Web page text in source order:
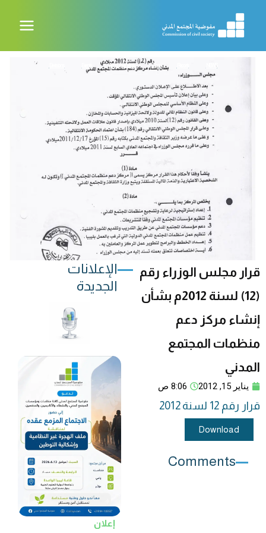
المحتوى
NEWS
Tips
Announcements
قرار مجلس الوزراء رقم
(12) لسنة 2012م بشأن
إنشاء مركز دعم
منظمات المجتمع
المدني
يناير 15, 2012 8:06 ص
قرار رقم 12 لسنة 2012
Download
Comments
الإعلانات
الجديدة
إعلان